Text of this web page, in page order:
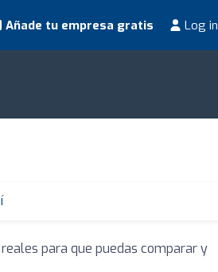
Añade tu empresa gratis Log in
para que puedas comparar y